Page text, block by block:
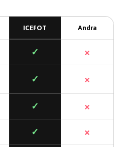
ICEFOT Andra
✓ ×
✓ ×
✓ ×
✓ ×